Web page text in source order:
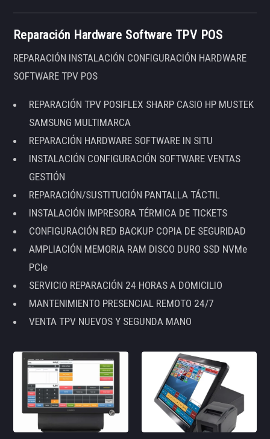
Reparación Hardware Software TPV POS
REPARACIÓN INSTALACIÓN CONFIGURACIÓN HARDWARE
SOFTWARE TPV POS
REPARACIÓN TPV POSIFLEX SHARP CASIO HP MUSTEK
SAMSUNG MULTIMARCA
REPARACIÓN HARDWARE SOFTWARE IN SITU
INSTALACIÓN CONFIGURACIÓN SOFTWARE VENTAS
GESTIÓN
REPARACIÓN/SUSTITUCIÓN PANTALLA TÁCTIL
INSTALACIÓN IMPRESORA TÉRMICA DE TICKETS
CONFIGURACIÓN RED BACKUP COPIA DE SEGURIDAD
AMPLIACIÓN MEMORIA RAM DISCO DURO SSD NVMe
PCIe
SERVICIO REPARACIÓN 24 HORAS A DOMICILIO
MANTENIMIENTO PRESENCIAL REMOTO 24/7
VENTA TPV NUEVOS Y SEGUNDA MANO